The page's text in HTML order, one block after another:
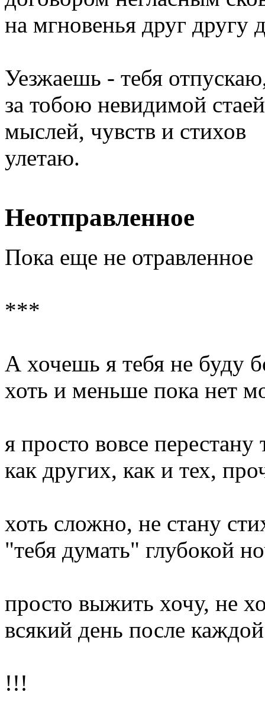
на мгновенья друг другу
Уезжаешь - тебя
за тобою невидимой стаей
мыслей, чувств и стихов
улетаю.
Неотправленное
Пока еще не отравленное
***
А хочешь я тебя не буду
хоть и меньше пока нет
я просто вовсе перестану
как других, как и тех,
хоть сложно, не стану
"тебя думать" глубокой
просто выжить хочу, не
всякий день после
!!!